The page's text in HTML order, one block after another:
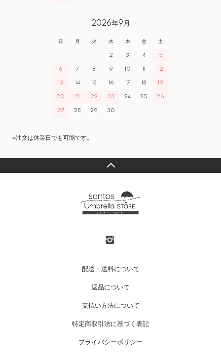
2026年9月
日 月 火 水 木 金 土
1 2 3 4 5
6 7 8 9 10 11 12
13 14 15 16 17 18 19
20 21 22 23 24 25 26
27 28 29 30
※注文は休業日でも可能です。
配送・送料について
返品について
支払い方法について
特定商取引法に基づく表記
プライバシーポリシー